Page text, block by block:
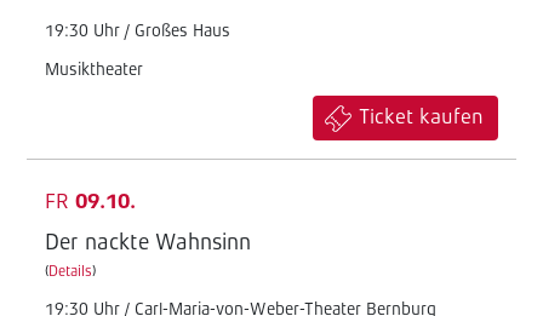
19:30 Uhr / Großes Haus
Musiktheater
Ticket kaufen
FR 09.10.
Der nackte Wahnsinn
(Details)
19:30 Uhr / Carl-Maria-von-Weber-Theater Bernburg